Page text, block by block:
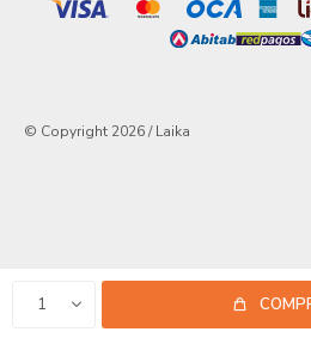
1
© Copyright 2026 / Laika